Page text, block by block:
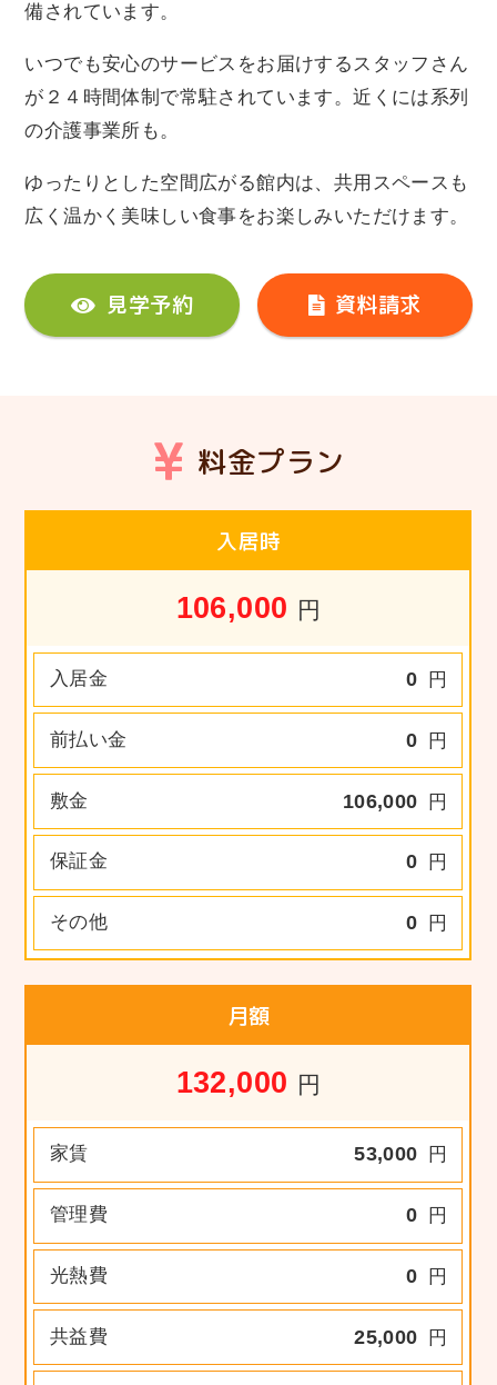
備されています。
いつでも安心のサービスをお届けするスタッフさん
が２４時間体制で常駐されています。近くには系列
の介護事業所も。
ゆったりとした空間広がる館内は、共用スペースも
広く温かく美味しい食事をお楽しみいただけます。
見学予約 資料請求
料金プラン
入居時
106,000 円
入居金 0 円
前払い金 0 円
敷金 106,000 円
保証金 0 円
その他 0 円
月額
132,000 円
家賃 53,000 円
管理費 0 円
光熱費 0 円
共益費 25,000 円